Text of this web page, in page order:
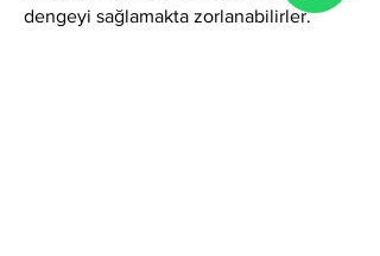
dengeyi sağlamakta zorlanabilirler.